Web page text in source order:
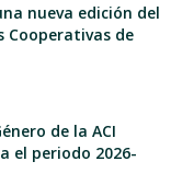
nueva edición del
Cooperativas de
de la ACI
el periodo 2026-